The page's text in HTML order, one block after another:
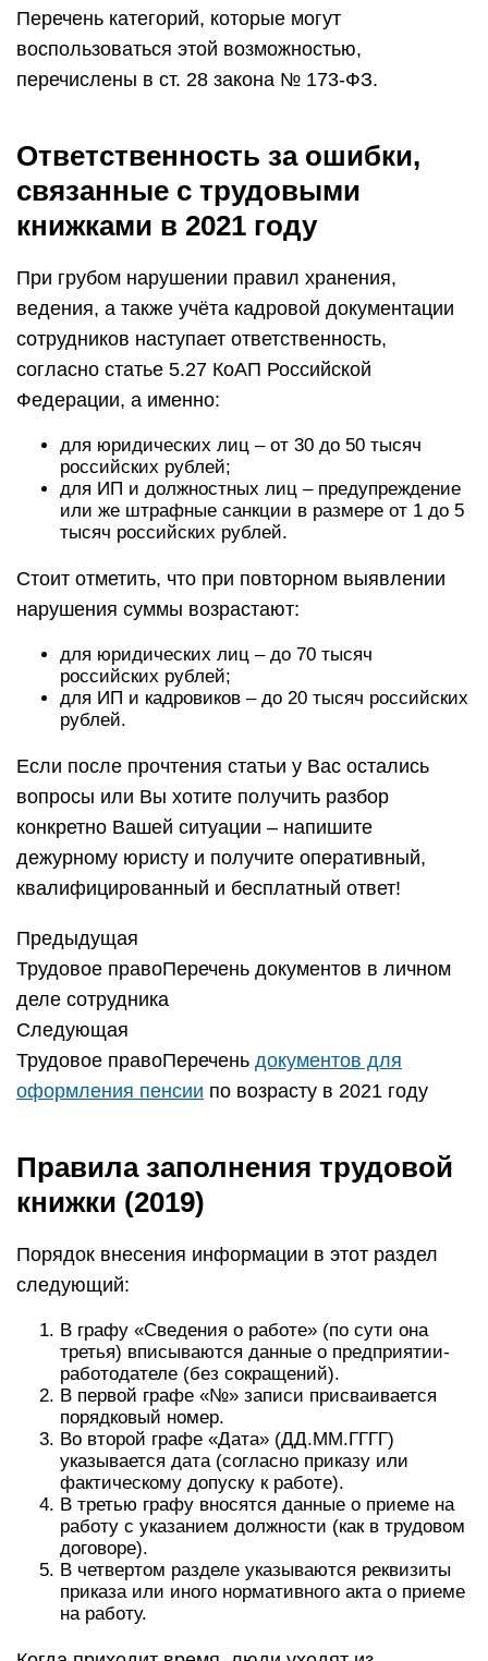
Перечень категорий, которые могут
воспользоваться этой возможностью,
перечислены в ст. 28 закона № 173-ФЗ.
Ответственность за ошибки,
связанные с трудовыми
книжками в 2021 году
При грубом нарушении правил хранения,
ведения, а также учёта кадровой документации
сотрудников наступает ответственность,
согласно статье 5.27 КоАП Российской
Федерации, а именно:
для юридических лиц – от 30 до 50 тысяч
российских рублей;
для ИП и должностных лиц – предупреждение
или же штрафные санкции в размере от 1 до 5
тысяч российских рублей.
Стоит отметить, что при повторном выявлении
нарушения суммы возрастают:
для юридических лиц – до 70 тысяч
российских рублей;
для ИП и кадровиков – до 20 тысяч российских
рублей.
Если после прочтения статьи у Вас остались
вопросы или Вы хотите получить разбор
конкретно Вашей ситуации – напишите
дежурному юристу и получите оперативный,
квалифицированный и бесплатный ответ!
Предыдущая
Трудовое правоПеречень документов в личном
деле сотрудника
Следующая
Трудовое правоПеречень документов для
оформления пенсии по возрасту в 2021 году
Правила заполнения трудовой
книжки (2019)
Порядок внесения информации в этот раздел
следующий:
В графу «Сведения о работе» (по сути она
третья) вписываются данные о предприятии-
работодателе (без сокращений).
В первой графе «№» записи присваивается
порядковый номер.
Во второй графе «Дата» (ДД.ММ.ГГГГ)
указывается дата (согласно приказу или
фактическому допуску к работе).
В третью графу вносятся данные о приеме на
работу с указанием должности (как в трудовом
договоре).
В четвертом разделе указываются реквизиты
приказа или иного нормативного акта о приеме
на работу.